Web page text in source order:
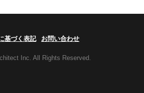
基づく表記 お問い合わせ
Inc. All Rights Reserved.